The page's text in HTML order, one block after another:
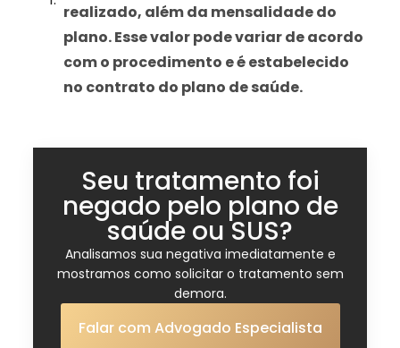
realizado, além da mensalidade do
plano. Esse valor pode variar de acordo
com o procedimento e é estabelecido
no contrato do plano de saúde.
Seu tratamento foi
negado pelo plano de
saúde ou SUS?
Analisamos sua negativa imediatamente e
mostramos como solicitar o tratamento sem
demora.
Falar com Advogado Especialista